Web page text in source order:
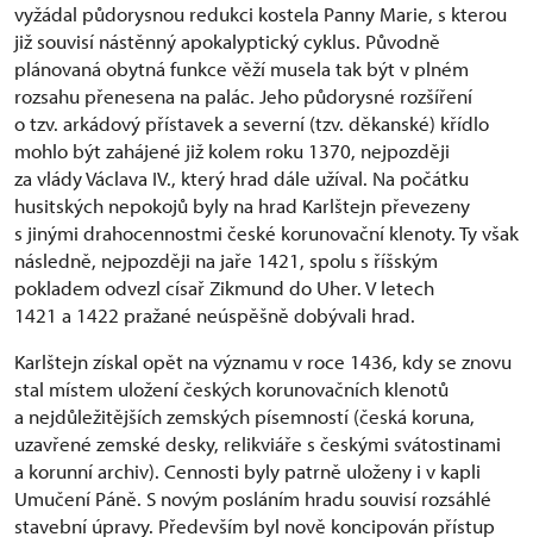
vyžádal půdorysnou redukci kostela Panny Marie, s kterou
již souvisí nástěnný apokalyptický cyklus. Původně
plánovaná obytná funkce věží musela tak být v plném
rozsahu přenesena na palác. Jeho půdorysné rozšíření
o tzv. arkádový přístavek a severní (tzv. děkanské) křídlo
mohlo být zahájené již kolem roku 1370, nejpozději
za vlády Václava IV., který hrad dále užíval. Na počátku
husitských nepokojů byly na hrad Karlštejn převezeny
s jinými drahocennostmi české korunovační klenoty. Ty však
následně, nejpozději na jaře 1421, spolu s říšským
pokladem odvezl císař Zikmund do Uher. V letech
1421 a 1422 pražané neúspěšně dobývali hrad.
Karlštejn získal opět na významu v roce 1436, kdy se znovu
stal místem uložení českých korunovačních klenotů
a nejdůležitějších zemských písemností (česká koruna,
uzavřené zemské desky, relikviáře s českými svátostinami
a korunní archiv). Cennosti byly patrně uloženy i v kapli
Umučení Páně. S novým posláním hradu souvisí rozsáhlé
stavební úpravy. Především byl nově koncipován přístup